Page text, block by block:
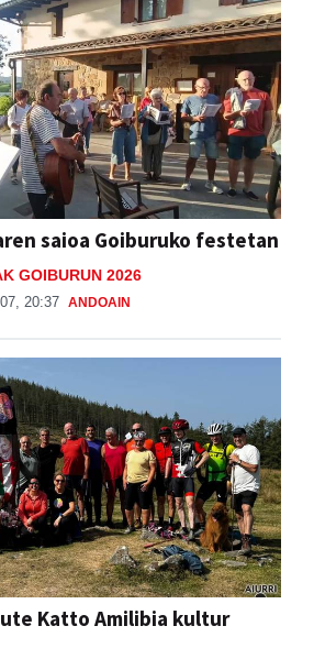
saioa Goiburuko festetan
GOIBURUN 2026
20:37 ANDOAIN
Katto Amilibia kultur